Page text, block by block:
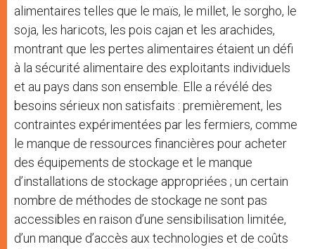
alimentaires telles que le maïs, le millet, le sorgho, le
soja, les haricots, les pois cajan et les arachides,
montrant que les pertes alimentaires étaient un défi
à la sécurité alimentaire des exploitants individuels
et au pays dans son ensemble. Elle a révélé des
besoins sérieux non satisfaits : premièrement, les
contraintes expérimentées par les fermiers, comme
le manque de ressources financières pour acheter
des équipements de stockage et le manque
d’installations de stockage appropriées ; un certain
nombre de méthodes de stockage ne sont pas
accessibles en raison d’une sensibilisation limitée,
d’un manque d’accès aux technologies et de coûts